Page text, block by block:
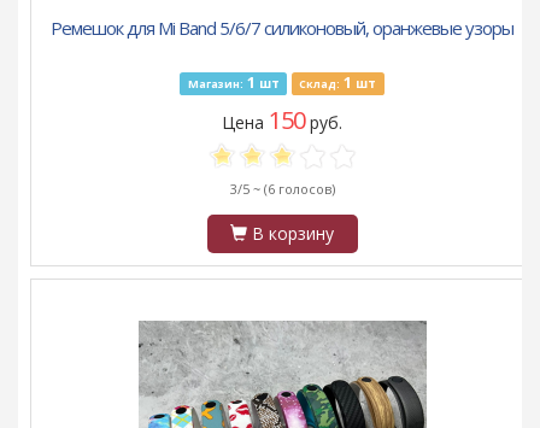
Ремешок для Mi Band 5/6/7 силиконовый, оранжевые узоры
Магазин: 1 шт Склад: 1 шт
Цена 150руб.
3/5 ~ (6 голосов)
В корзину